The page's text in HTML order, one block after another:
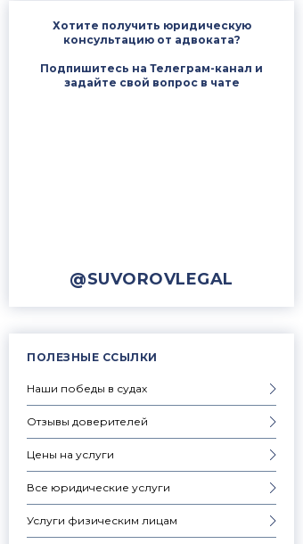
Хотите получить юридическую
консультацию от адвоката?
Подпишитесь на Телеграм-канал и
задайте свой вопрос в чате
@SUVOROVLEGAL
ПОЛЕЗНЫЕ ССЫЛКИ
Наши победы в судах
Отзывы доверителей
Цены на услуги
Все юридические услуги
Услуги физическим лицам